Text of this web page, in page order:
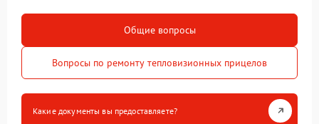
Общие вопросы
Вопросы по ремонту тепловизионных прицелов
Какие документы вы предоставляете?